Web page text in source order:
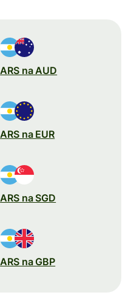
ARS na AUD
ARS na EUR
ARS na SGD
ARS na GBP